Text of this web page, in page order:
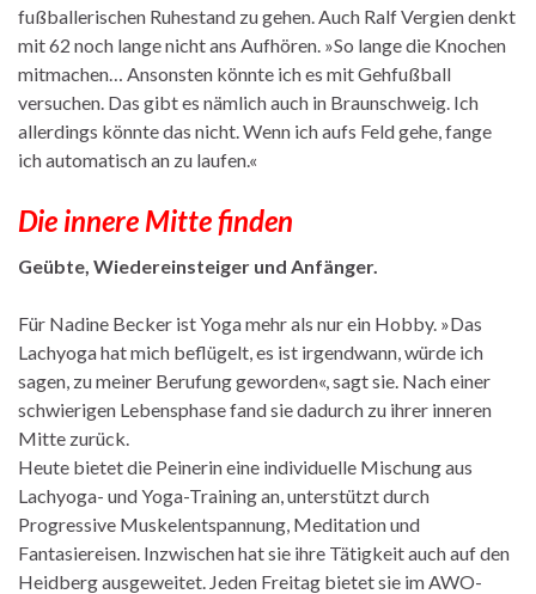
fußballerischen Ruhestand zu gehen. Auch Ralf Vergien denkt
mit 62 noch lange nicht ans Aufhören. »So lange die Knochen
mitmachen… Ansonsten könnte ich es mit Gehfußball
versuchen. Das gibt es nämlich auch in Braunschweig. Ich
allerdings könnte das nicht. Wenn ich aufs Feld gehe, fange
ich automatisch an zu laufen.«
Die innere Mitte finden
Geübte, Wiedereinsteiger und Anfänger.
Für Nadine Becker ist Yoga mehr als nur ein Hobby. »Das
Lachyoga hat mich beflügelt, es ist irgendwann, würde ich
sagen, zu meiner Berufung geworden«, sagt sie. Nach einer
schwierigen Lebensphase fand sie dadurch zu ihrer inneren
Mitte zurück.
Heute bietet die Peinerin eine individuelle Mischung aus
Lachyoga- und Yoga-Training an, unterstützt durch
Progressive Muskelentspannung, Meditation und
Fantasiereisen. Inzwischen hat sie ihre Tätigkeit auch auf den
Heidberg ausgeweitet. Jeden Freitag bietet sie im AWO-